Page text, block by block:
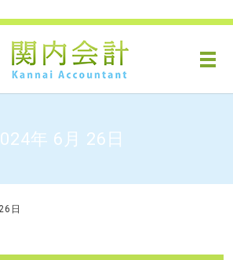
メ
年 6月 26日
日